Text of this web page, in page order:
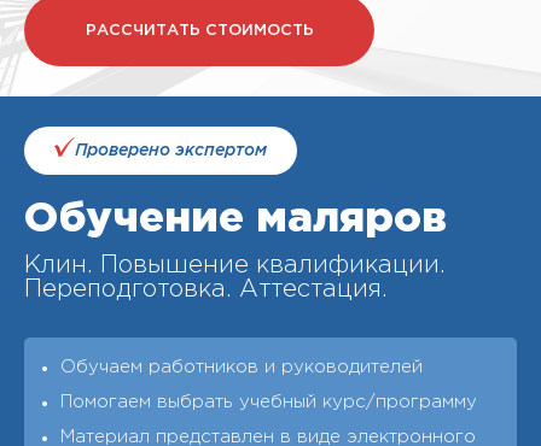
РАССЧИТАТЬ СТОИМОСТЬ
Проверено экспертом
Обучение маляров
Клин. Повышение квалификации.
Переподготовка. Аттестация.
Обучаем работников и руководителей
Помогаем выбрать учебный курс/программу
Материал представлен в виде электронного